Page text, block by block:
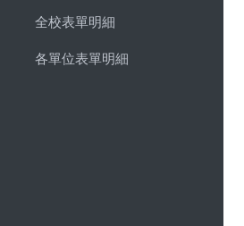
全校表單明細
各單位表單明細